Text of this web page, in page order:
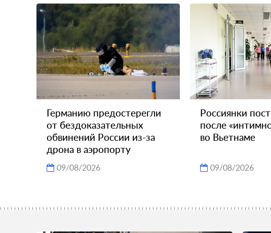
Германию предостерегли
от бездоказательных
обвинений России из-за
дрона в аэропорту
09/08/2026
Россиянки
после
во Вьетнаме
09/08/2026